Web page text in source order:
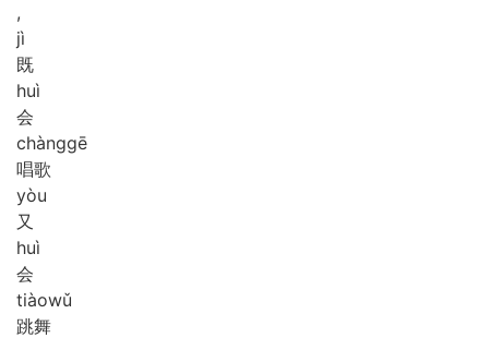
,
jì
既
huì
会
chànggē
唱歌
yòu
又
huì
会
tiàowǔ
跳舞